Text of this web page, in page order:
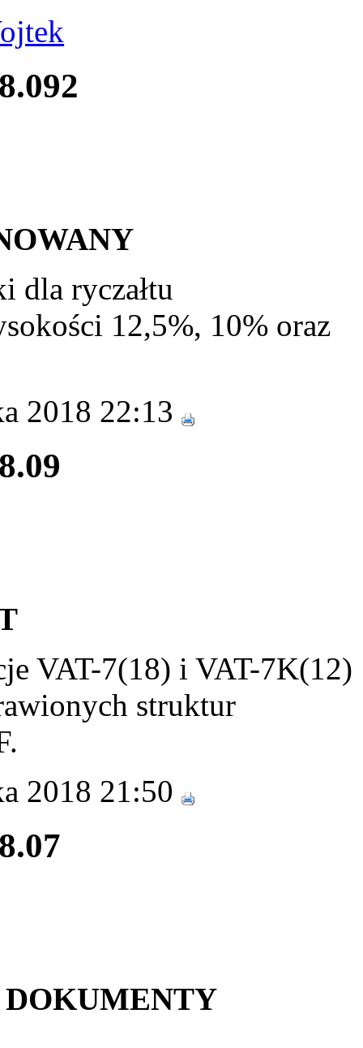
dla ryczałtu
12,5%, 10% oraz
2018 22:13
VAT-7(18) i VAT-7K(12)
struktur
2018 21:50